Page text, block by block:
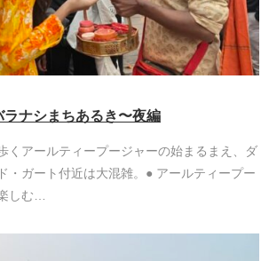
ナシまちあるき〜夜編
くアールティープージャーの始まるまえ、ダ
・ガート付近は大混雑。● アールティープー
しむ…